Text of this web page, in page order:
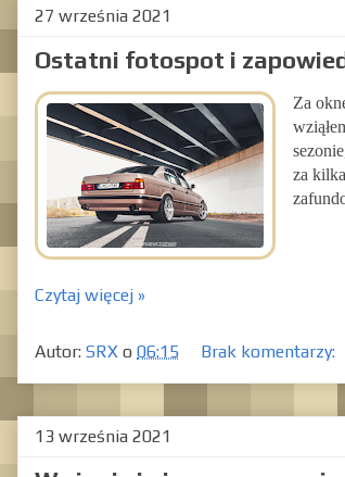
27 września 2021
Ostatni fotospot i
Za
za
Czytaj więcej »
Autor: SRX o 06:15 Brak komentarzy:
13 września 2021